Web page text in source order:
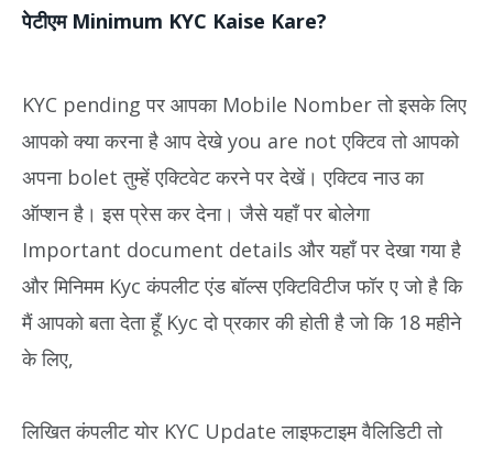
पेटीएम Minimum KYC Kaise Kare?
KYC pending पर आपका Mobile Nomber तो इसके लिए
आपको क्या करना है आप देखे you are not एक्टिव तो आपको
अपना bolet तुम्हें एक्टिवेट करने पर देखें। एक्टिव नाउ का
ऑप्शन है। इस प्रेस कर देना। जैसे यहाँ पर बोलेगा
Important document details और यहाँ पर देखा गया है
और मिनिमम Kyc कंपलीट एंड बॉल्स एक्टिविटीज फॉर ए जो है कि
मैं आपको बता देता हूँ Kyc दो प्रकार की होती है जो कि 18 महीने
के लिए,
लिखित कंपलीट योर KYC Update लाइफटाइम वैलिडिटी तो